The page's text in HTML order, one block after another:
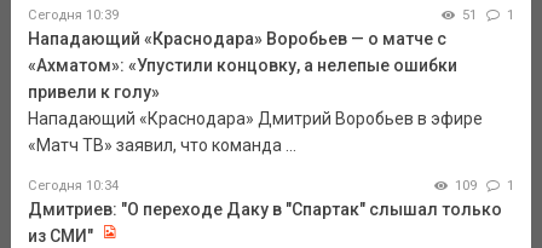
Сегодня 10:39 51 1
Нападающий «Краснодара» Воробьев — о матче с
«Ахматом»: «Упустили концовку, а нелепые ошибки
привели к голу»
Нападающий «Краснодара» Дмитрий Воробьев в эфире
«Матч ТВ» заявил, что команда ...
Сегодня 10:34 109 1
Дмитриев: "О переходе Даку в "Спартак" слышал только
из СМИ"